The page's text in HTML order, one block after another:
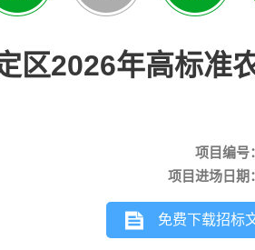
区2026年高标准
项目编号：
项目进场日期：
免费下载招标